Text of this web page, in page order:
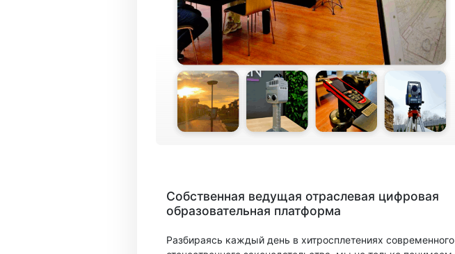
Собственная ведущая отраслевая цифровая
образовательная платформа
Разбираясь каждый день в хитросплетениях современного